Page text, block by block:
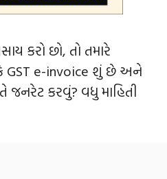
કરો છો, તો તમારે
e-invoice શું છે અને
જનરેટ કરવું? વધુ માહિતી